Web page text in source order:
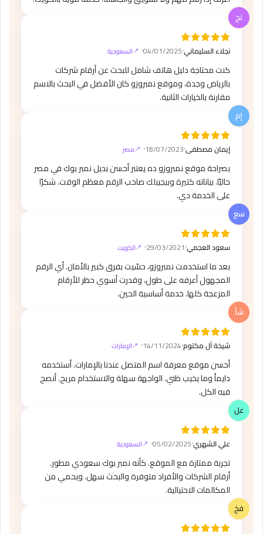
نجلاء السليماني⸱
04/01/2025
⸱ السعودية
كنت محتاجة دليل هاتف شامل للبحث عن أرقام شركات
بالرياض وجدة، وموقع نمبروزو كان الأفضل في البحث بالاسم
مقارنة بالخيارات الثانية.
إيمان مصطفى⸱
18/07/2023
⸱ مصر
بصراحة موقع نمبروزو ده يعتبر أحسن بديل نمبر بوك في مصر
حاليًا. بياناته كتيرة وبيجيبلك صاحب الرقم معظم الوقت. شكرًا
على الخدمة دي.
سعود العجمي⸱
29/03/2021
⸱ الكويت
بعد ما استخدمت نمبروزو، حسّيت بفرق كبير بالأمان. أي الرقم
المجهول أعرفه على طول، وقدرت أسوي حظر للأرقام
المزعجة كلها. خدمة أساسية الحين.
شيخة آل مكتوم⸱
14/11/2024
⸱ الإمارات
أحسن موقع معرفة اسم المتصل عندنا بالإمارات. أستخدمه
دايماً وما يخيب ظني. الواجهة سهلة والاستخدام مريح. أنصح
فيه الكل.
علي الشهري⸱
05/02/2025
⸱ السعودية
تجربة ممتازة مع الموقع. كأنه نمبر بوك سعودي مطور.
أرقام الشركات والأفراد متوفرة والبحث سهل. ويحمي من
المكالمات الاحتيالية.